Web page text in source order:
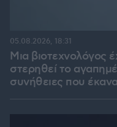
Μια βιοτεχνολόγος
στερηθεί το
συνήθειες που
05.08.2026, 18:31